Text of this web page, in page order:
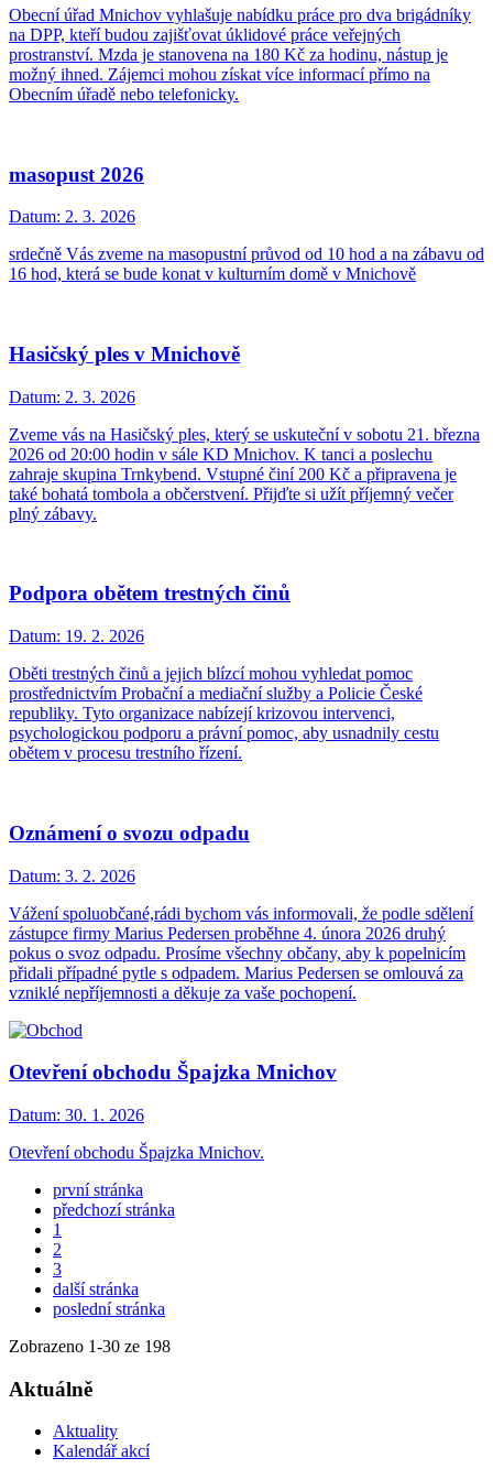
Obecní úřad Mnichov vyhlašuje nabídku práce pro dva brigádníky
na DPP, kteří budou zajišťovat úklidové práce veřejných
prostranství. Mzda je stanovena na 180 Kč za hodinu, nástup je
možný ihned. Zájemci mohou získat více informací přímo na
Obecním úřadě nebo telefonicky.
masopust 2026
Datum: 2. 3. 2026
srdečně Vás zveme na masopustní průvod od 10 hod a na zábavu od
16 hod, která se bude konat v kulturním domě v Mnichově
Hasičský ples v Mnichově
Datum: 2. 3. 2026
Zveme vás na Hasičský ples, který se uskuteční v sobotu 21. března
2026 od 20:00 hodin v sále KD Mnichov. K tanci a poslechu
zahraje skupina Trnkybend. Vstupné činí 200 Kč a připravena je
také bohatá tombola a občerstvení. Přijďte si užít příjemný večer
plný zábavy.
Podpora obětem trestných činů
Datum: 19. 2. 2026
Oběti trestných činů a jejich blízcí mohou vyhledat pomoc
prostřednictvím Probační a mediační služby a Policie České
republiky. Tyto organizace nabízejí krizovou intervenci,
psychologickou podporu a právní pomoc, aby usnadnily cestu
obětem v procesu trestního řízení.
Oznámení o svozu odpadu
Datum: 3. 2. 2026
Vážení spoluobčané,rádi bychom vás informovali, že podle sdělení
zástupce firmy Marius Pedersen proběhne 4. února 2026 druhý
pokus o svoz odpadu. Prosíme všechny občany, aby k popelnicím
přidali případné pytle s odpadem. Marius Pedersen se omlouvá za
vzniklé nepříjemnosti a děkuje za vaše pochopení.
Otevření obchodu Špajzka Mnichov
Datum: 30. 1. 2026
Otevření obchodu Špajzka Mnichov.
první stránka
předchozí stránka
1
2
3
další stránka
poslední stránka
Zobrazeno 1-30 ze 198
Aktuálně
Aktuality
Kalendář akcí